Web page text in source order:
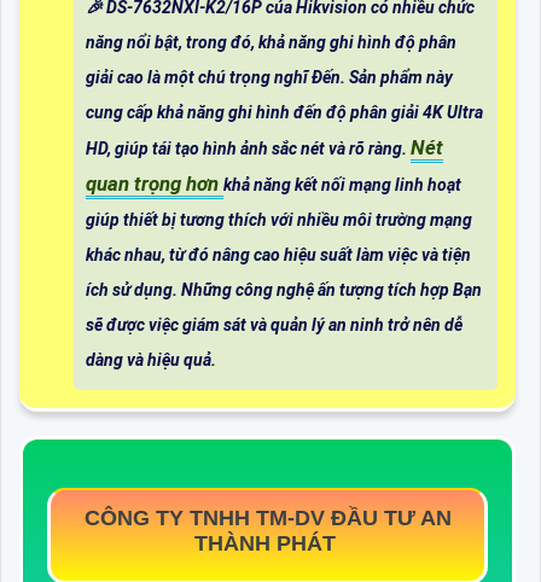
️🎉 DS-7632NXI-K2/16P của Hikvision có nhiều chức
năng nổi bật, trong đó, khả năng ghi hình độ phân
giải cao là một chú trọng nghĩ Đến. Sản phẩm này
cung cấp khả năng ghi hình đến độ phân giải 4K Ultra
HD, giúp tái tạo hình ảnh sắc nét và rõ ràng. Nét
quan trọng hơn khả năng kết nối mạng linh hoạt
giúp thiết bị tương thích với nhiều môi trường mạng
khác nhau, từ đó nâng cao hiệu suất làm việc và tiện
ích sử dụng. Những công nghệ ấn tượng tích hợp Bạn
sẽ được việc giám sát và quản lý an ninh trở nên dễ
dàng và hiệu quả.
CÔNG TY TNHH TM-DV ĐẦU TƯ AN
THÀNH PHÁT